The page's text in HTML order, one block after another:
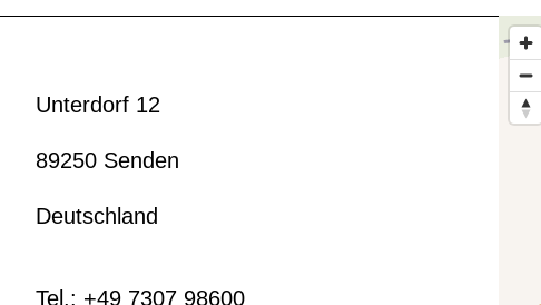
Unterdorf 12
89250 Senden
Deutschland
Tel.: +49 7307 98600